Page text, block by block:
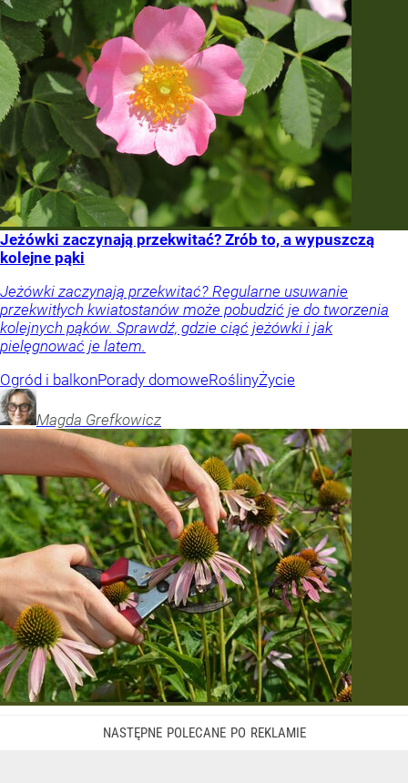
Jeżówki zaczynają przekwitać? Zrób to, a wypuszczą
kolejne pąki
Jeżówki zaczynają przekwitać? Regularne usuwanie
przekwitłych kwiatostanów może pobudzić je do tworzenia
kolejnych pąków. Sprawdź, gdzie ciąć jeżówki i jak
pielęgnować je latem.
Ogród i balkonPorady domoweRoślinyŻycie
Magda Grefkowicz